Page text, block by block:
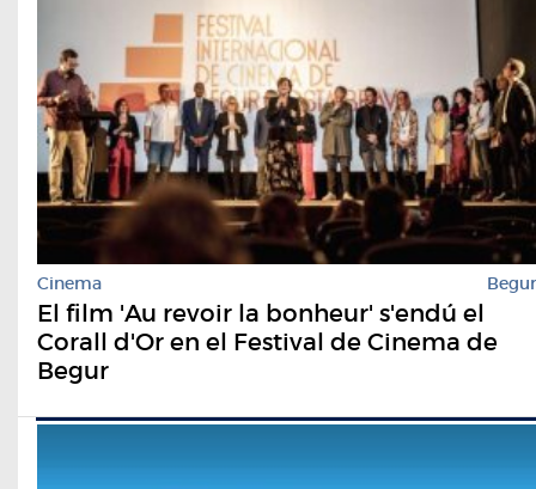
Cinema Begur
El film 'Au revoir la bonheur' s'endú el
Corall d'Or en el Festival de Cinema de
Begur